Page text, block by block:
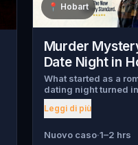
📍 Hobart
Murder
Date Night in
What started as a
dating night turned
mystery. Just as
begin, a chilling
has been murdered ,
Leggi di più
Nuovo caso·1–2 hrs